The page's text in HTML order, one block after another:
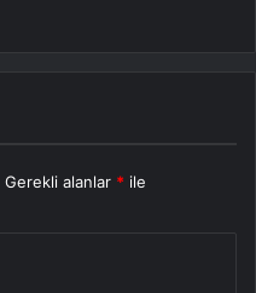
Gerekli alanlar * ile